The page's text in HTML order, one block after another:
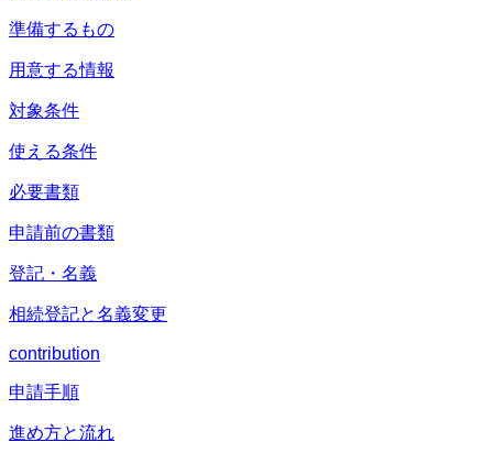
準備するもの
用意する情報
対象条件
使える条件
必要書類
申請前の書類
登記・名義
相続登記と名義変更
contribution
申請手順
進め方と流れ